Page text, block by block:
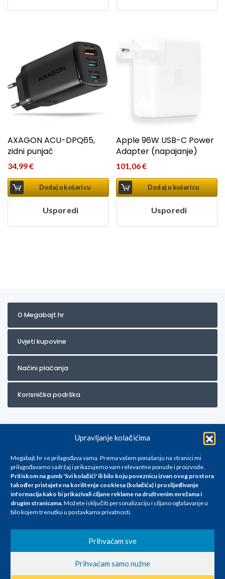
Upravljanje kolačićima
Megabajt.hr se prilagođava vama. Prema vašem ponašanju na stranici mi
prilagođavamo sadržaj i prikazujemo vam relevantne ponude i proizvode.
Pritiskom na gumb 'Svi kolačići' ili bilo koju poveznicu izvan ovog prostora
također pristajete na korištenje cookiesa (kolačića) i proslijeđivanje
informacija kako bi prikazivali ciljane reklame na društvenim mrežama i
drugim stranicama.Možete isključiti personalizaciju i ciljano oglašavanje u
bilo kojem trenutku u postavkama privatnosti.
Prihvaćam sve
Prihvaćam samo nužne
AXAGON ACU-DPQ65,
zidni punjač
34,99€
Dodaj u košaricu
Usporedi
Apple 96W USB-C Power
Adapter (napajanje)
101,06€
Dodaj u košaricu
Usporedi
O Megabajt.hr
Uvjeti kupovine
Načini plaćanja
Korisnička podrška
Za artikle kojih trenutno nema u ponudi obratite nam se na
info@megabajt.hr. Sve cijene su informativnog karaktera i podložne su
promjenama, a
iskazane su za avansno plaćanje(gotovina) u Eurima i uključuju PDV. Sve
se razlikovati od cijena u našim poslovnicama. Trudimo se dati što bolji
i točniji opis i sliku. Unatoč tome, ne možemo garantirati da su svi
nastale u opisu proizvoda, greške prilikom štampanja te promjene
cijena.